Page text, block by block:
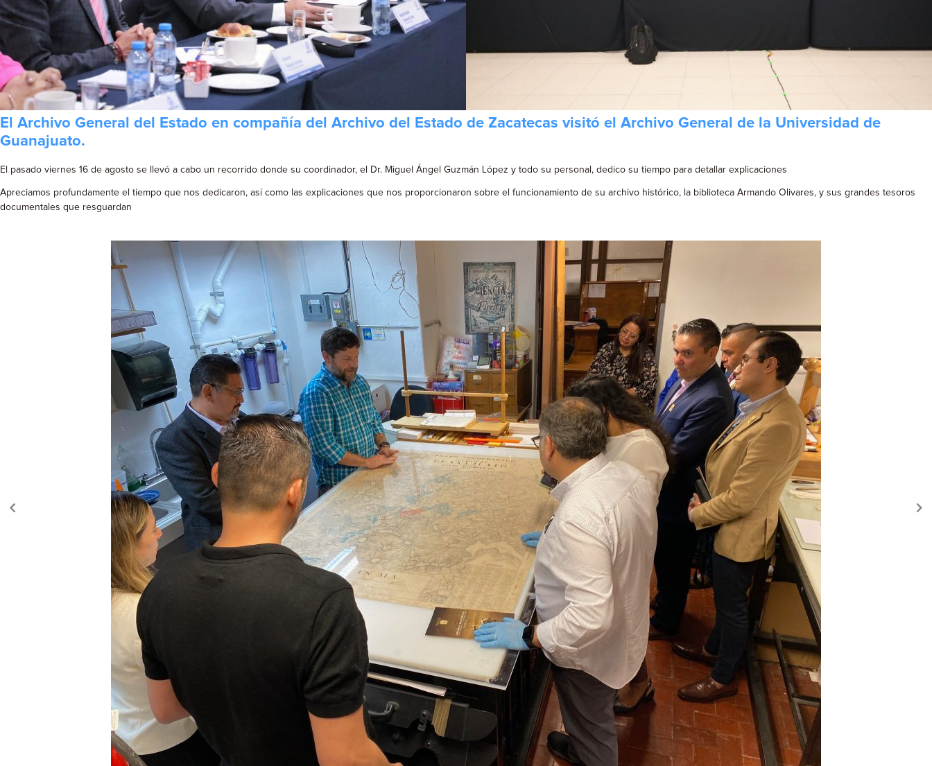
El Archivo General del Estado en compañía del Archivo del Estado de Zacatecas visitó el Archivo General de la Universidad de
Guanajuato.
El pasado viernes 16 de agosto se llevó a cabo un recorrido donde su coordinador, el Dr. Miguel Ángel Guzmán López y todo su personal, dedico su tiempo para detallar explicaciones
Apreciamos profundamente el tiempo que nos dedicaron, así como las explicaciones que nos proporcionaron sobre el funcionamiento de su archivo histórico, la biblioteca Armando Olivares, y sus grandes tesoros
documentales que resguardan